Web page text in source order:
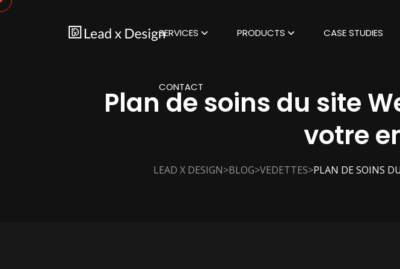
SERVICES PRODUCTS CASE STUDIES
CONTACT
Plan de soins du site
votre
LEAD X DESIGN>BLOG>VEDETTES>PLAN DE SOINS